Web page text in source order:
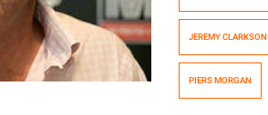
JEREMY CLARKSON
PIERS MORGAN